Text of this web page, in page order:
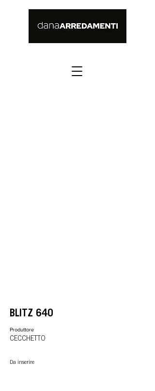
BLITZ 640
Produttore
CECCHETTO
Da inserire